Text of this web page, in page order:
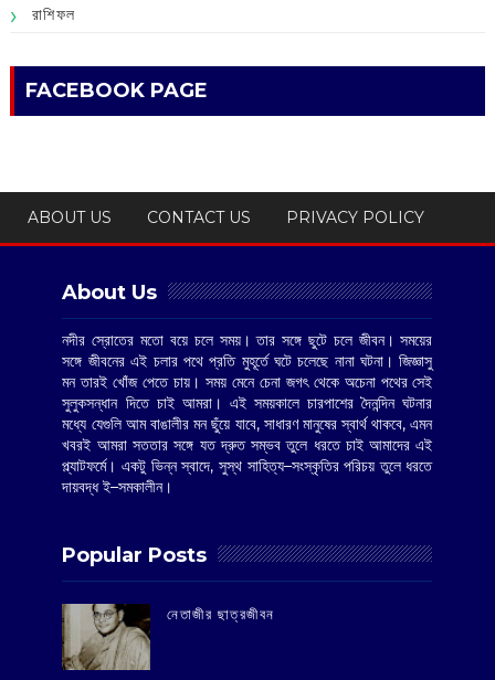
রাশিফল
FACEBOOK PAGE
ABOUT US CONTACT US PRIVACY POLICY
About Us
নদীর স্রোতের মতো বয়ে চলে সময়। তার সঙ্গে ছুটে চলে জীবন। সময়ের
সঙ্গে জীবনের এই চলার পথে প্রতি মুহূর্তে ঘটে চলেছে নানা ঘটনা। জিজ্ঞাসু
মন তারই খোঁজ পেতে চায়। সময় মেনে চেনা জগৎ থেকে অচেনা পথের সেই
সুলুকসন্ধান দিতে চাই আমরা। এই সময়কালে চারপাশের দৈনন্দিন ঘটনার
মধ্যে যেগুলি আম বাঙালীর মন ছুঁয়ে যাবে, সাধারণ মানুষের স্বার্থ থাকবে, এমন
খবরই আমরা সততার সঙ্গে যত দ্রুত সম্ভব তুলে ধরতে চাই আমাদের এই
প্ল্যাটফর্মে। একটু ভিন্ন স্বাদে, সুস্থ সাহিত্য–সংস্কৃতির পরিচয় তুলে ধরতে
দায়বদ্ধ ই–সমকালীন।
Popular Posts
‌নেতাজীর ছাত্রজীবন